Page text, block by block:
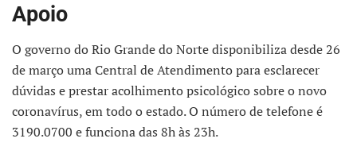
Apoio
O governo do Rio Grande do Norte disponibiliza desde 26
de março uma Central de Atendimento para esclarecer
dúvidas e prestar acolhimento psicológico sobre o novo
coronavírus, em todo o estado. O número de telefone é
3190.0700 e funciona das 8h às 23h.